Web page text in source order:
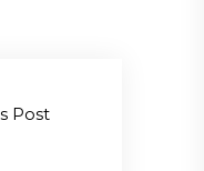
Post